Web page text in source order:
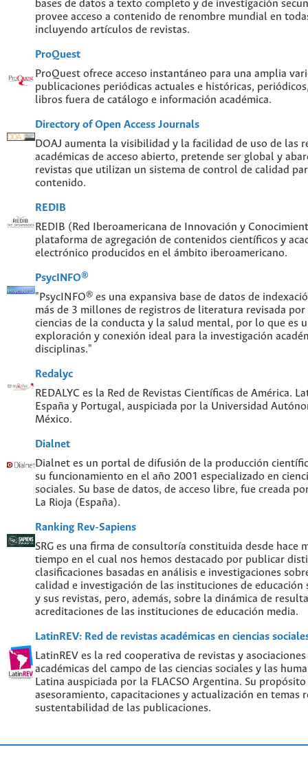
bases de datos a texto completo y de investigación
provee acceso a contenido de renombre mundial en
incluyendo artículos de revistas.
ProQuest
ProQuest ofrece acceso instantáneo para una amplia
publicaciones periódicas actuales e históricas,
libros fuera de catálogo e información académica.
Directory of Open Access Journals
DOAJ aumenta la visibilidad y la facilidad de uso de las
académicas de acceso abierto, pretende ser global y
revistas que utilizan un sistema de control de calidad
contenido.
REDIB
REDIB (Red Iberoamericana de Innovación y
plataforma de agregación de contenidos científicos y
electrónico producidos en el ámbito iberoamericano.
PsycINFO®
"PsycINFO® es una expansiva base de datos de
más de 3 millones de registros de literatura revisada por
ciencias de la conducta y la salud mental, por lo que es
exploración y conexión ideal para la investigación
disciplinas."
Redalyc
REDALYC es la Red de Revistas Científicas de América.
España y Portugal, auspiciada por la Universidad
México.
Dialnet
Dialnet es un portal de difusión de la producción
su funcionamiento en el año 2001 especializado en
sociales. Su base de datos, de acceso libre, fue creada
La Rioja (España).
Ranking Rev-Sapiens
SRG es una firma de consultoría constituida desde hace
tiempo en el cual nos hemos destacado por publicar
clasificaciones basadas en análisis e investigaciones
calidad e investigación de las instituciones de educación
y sus revistas, pero, además, sobre la dinámica de
acreditaciones de las instituciones de educación media.
LatinREV: Red de revistas académicas en ciencias
LatinREV es la red cooperativa de revistas y
académicas del campo de las ciencias sociales y las
Latina auspiciada por la FLACSO Argentina. Su
asesoramiento, capacitaciones y actualización en temas
sustentabilidad de las publicaciones.